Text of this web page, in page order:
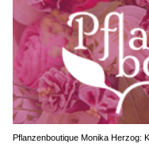
Pflanzenboutique Monika Herzog: